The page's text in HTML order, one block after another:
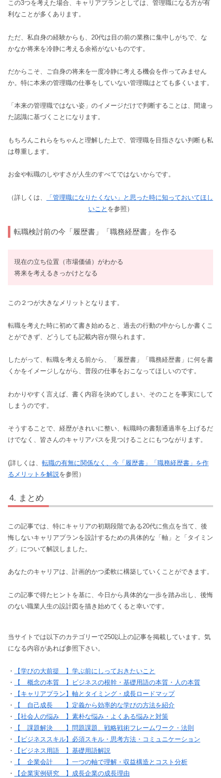
この3つを考えた場合、キャリアプランとしては、管理職になる方が有
利なことが多くあります。
ただ、私自身の経験からも、20代は目の前の業務に集中しがちで、な
かなか将来を冷静に考える余裕がないものです。
だからこそ、ご自身の将来を一度冷静に考える機会を作ってみません
か。特に本来の管理職の仕事をしていない管理職はとても多くいます。
「本来の管理職ではない姿」のイメージだけで判断することは、間違っ
た認識に基づくことになります。
もちろんこれらをちゃんと理解した上で、管理職を目指さない判断も私
は尊重します。
お金や転職のしやすさが人生のすべてではないからです。
（詳しくは、
「管理職になりたくない」と思った時に知っておいてほし
いこと を参照）
転職検討前の今「履歴書」「職務経歴書」を作る
現在の立ち位置（市場価値）がわかる
将来を考えるきっかけとなる
この２つが大きなメリットとなります。
転職を考えた時に初めて書き始めると、過去の行動の中からしか書くこ
とができず、どうしても記載内容が限られます。
したがって、転職を考える前から、「履歴書」「職務経歴書」に何を書
くかをイメージしながら、普段の仕事をおこなってほしいのです。
わかりやすく言えば、書く内容を決めてしまい、そのことを事実にして
しまうのです。
そうすることで、経歴がきれいに整い、転職時の書類通過率を上げるだ
けでなく、皆さんのキャリアパスを見つけることにもつながります。
(詳しくは、 転職の有無に関係なく、今「履歴書」「職務経歴書」を作
るメリットを解説 を参照）
まとめ
この記事では、特にキャリアの初期段階である20代に焦点を当て、後
悔しないキャリアプランを設計するための具体的な「軸」と「タイミン
グ」について解説しました。
あなたのキャリアは、計画的かつ柔軟に構築していくことができます。
この記事で得たヒントを基に、今日から具体的な一歩を踏み出し、後悔
のない職業人生の設計図を描き始めてくると幸いです。
当サイトでは以下のカテゴリーで250以上の記事を掲載しています。気
になる内容があれば参照下さい。
・
【学びの大前提 】学ぶ前にしっておきたいこと
・
【 概念の本質 】ビジネスの根幹・基礎用語の本質・人の本質
・
【キャリアプラン】軸とタイミング・成長ロードマップ
・
【 自己成長 】定義から効率的な学びの方法を紹介
・
【社会人の悩み 】素朴な悩み・よくある悩みと対策
・
【 課題解決 】問題課題、戦略戦術フレームワーク・法則
・
【ビジネススキル】必須スキル・思考方法・コミュニケーション
・
【ビジネス用語 】基礎用語解説
・
【 企業会計 】一つの軸で理解・収益構造とコスト分析
・
【企業実例研究 】成長企業の成長理由